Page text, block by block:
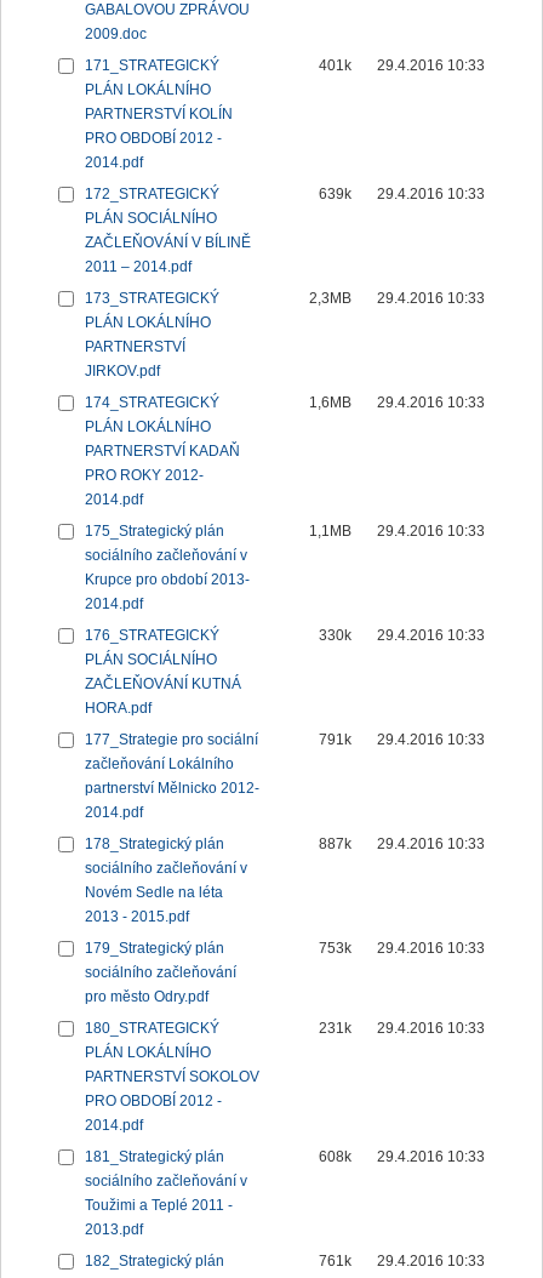
GABALOVOU ZPRÁVOU
2009.doc
171_STRATEGICKÝ
PLÁN LOKÁLNÍHO
PARTNERSTVÍ KOLÍN
PRO OBDOBÍ 2012 -
2014.pdf
401k 29.4.2016 10:33
172_STRATEGICKÝ
PLÁN SOCIÁLNÍHO
ZAČLEŇOVÁNÍ V BÍLINĚ
2011 – 2014.pdf
639k 29.4.2016 10:33
173_STRATEGICKÝ
PLÁN LOKÁLNÍHO
PARTNERSTVÍ
JIRKOV.pdf
2,3MB 29.4.2016 10:33
174_STRATEGICKÝ
PLÁN LOKÁLNÍHO
PARTNERSTVÍ KADAŇ
PRO ROKY 2012-
2014.pdf
1,6MB 29.4.2016 10:33
175_Strategický plán
sociálního začleňování v
Krupce pro období 2013-
2014.pdf
1,1MB 29.4.2016 10:33
176_STRATEGICKÝ
PLÁN SOCIÁLNÍHO
ZAČLEŇOVÁNÍ KUTNÁ
HORA.pdf
330k 29.4.2016 10:33
177_Strategie pro sociální
začleňování Lokálního
partnerství Mělnicko 2012-
2014.pdf
791k 29.4.2016 10:33
178_Strategický plán
sociálního začleňování v
Novém Sedle na léta
2013 - 2015.pdf
887k 29.4.2016 10:33
179_Strategický plán
sociálního začleňování
pro město Odry.pdf
753k 29.4.2016 10:33
180_STRATEGICKÝ
PLÁN LOKÁLNÍHO
PARTNERSTVÍ SOKOLOV
PRO OBDOBÍ 2012 -
2014.pdf
231k 29.4.2016 10:33
181_Strategický plán
sociálního začleňování v
Toužimi a Teplé 2011 -
2013.pdf
608k 29.4.2016 10:33
182_Strategický plán
761k 29.4.2016 10:33